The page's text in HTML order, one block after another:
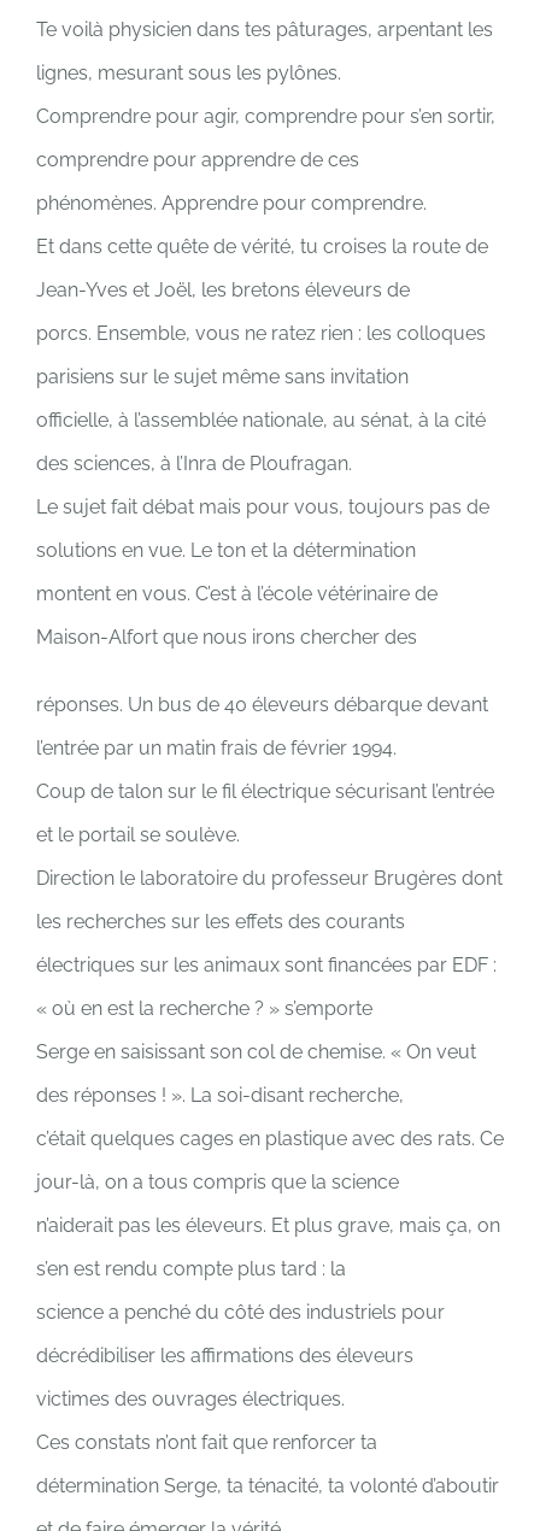
Te voilà physicien dans tes pâturages, arpentant les
lignes, mesurant sous les pylônes.
Comprendre pour agir, comprendre pour s’en sortir,
comprendre pour apprendre de ces
phénomènes. Apprendre pour comprendre.
Et dans cette quête de vérité, tu croises la route de
Jean-Yves et Joël, les bretons éleveurs de
porcs. Ensemble, vous ne ratez rien : les colloques
parisiens sur le sujet même sans invitation
officielle, à l’assemblée nationale, au sénat, à la cité
des sciences, à l’Inra de Ploufragan.
Le sujet fait débat mais pour vous, toujours pas de
solutions en vue. Le ton et la détermination
montent en vous. C’est à l’école vétérinaire de
Maison-Alfort que nous irons chercher des
réponses. Un bus de 40 éleveurs débarque devant
l’entrée par un matin frais de février 1994.
Coup de talon sur le fil électrique sécurisant l’entrée
et le portail se soulève.
Direction le laboratoire du professeur Brugères dont
les recherches sur les effets des courants
électriques sur les animaux sont financées par EDF :
« où en est la recherche ? » s’emporte
Serge en saisissant son col de chemise. « On veut
des réponses ! ». La soi-disant recherche,
c’était quelques cages en plastique avec des rats. Ce
jour-là, on a tous compris que la science
n’aiderait pas les éleveurs. Et plus grave, mais ça, on
s’en est rendu compte plus tard : la
science a penché du côté des industriels pour
décrédibiliser les affirmations des éleveurs
victimes des ouvrages électriques.
Ces constats n’ont fait que renforcer ta
détermination Serge, ta ténacité, ta volonté d’aboutir